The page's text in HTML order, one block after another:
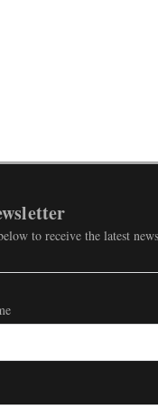
to receive the latest